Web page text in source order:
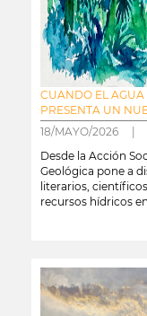
CUANDO EL AGUA
PRESENTA UN
18/MAYO/2026 |
Desde la Acción
Geológica pone a
literarios,
recursos hídricos